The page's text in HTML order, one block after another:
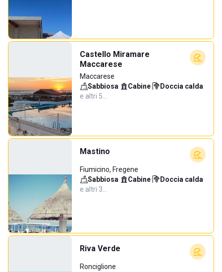
Castello Miramare
Maccarese
Maccarese
Sabbiosa· Cabine· Doccia calda·
e altri 5…
Mastino
Fiumicino, Fregene
Sabbiosa· Cabine· Doccia calda·
e altri 3…
Riva Verde
Ronciglione